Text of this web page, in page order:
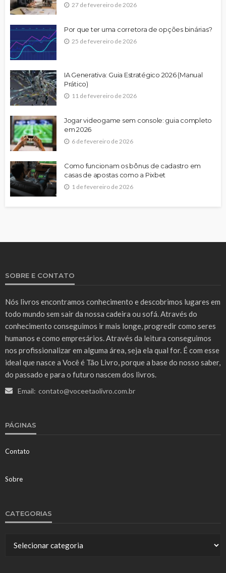
27 de fevereiro de 2026
Por que ter uma corretora de opções binárias?
25 de fevereiro de 2026
IA Generativa: Guia Estratégico 2026 (Manual
Prático)
11 de fevereiro de 2026
Jogar videogame sem console: guia completo
em 2026
6 de fevereiro de 2026
Como funcionam os bônus de cadastro em
casas de apostas como a Pixbet
1 de fevereiro de 2026
SOBRE E CONTATO
Nós livros encontramos conhecimento e descobrimos lugares em
todo mundo sem sair da nossa cadeira ou sofá. Através do
conhecimento conseguimos ir mais longe, progredir como seres
humanos e como empresários. Através da leitura conseguimos
nos profissionalizar em alguma área, seja ela qual for. É com esse
ideal que nasce a Você é Tão Livro, porque a base do nosso saber,
do passado e para o futuro nascem dos livros.
Email: contato@voceetaolivro.com.br
PÁGINAS
Contato
Sobre
CATEGORIAS